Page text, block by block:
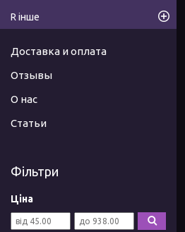
R інше
Доставка и оплата
Отзывы
О нас
Статьи
Фільтри
Ціна